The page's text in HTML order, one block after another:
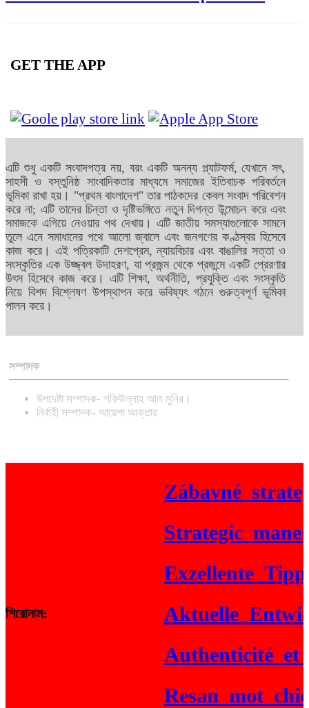
GET THE APP
এটি শুধু একটি সংবাদপত্র নয়, বরং একটি অনন্য প্ল্যাটফর্ম, যেখানে সৎ,
সাহসী ও বস্তুনিষ্ঠ সাংবাদিকতার মাধ্যমে সমাজের ইতিবাচক পরিবর্তনে
ভূমিকা রাখা হয়। "প্রথম বাংলাদেশ" তার পাঠকদের কেবল সংবাদ পরিবেশন
করে না; এটি তাদের চিন্তা ও দৃষ্টিভঙ্গিতে নতুন দিগন্ত উন্মোচন করে এবং
সমাজকে এগিয়ে নেওয়ার পথ দেখায়। এটি জাতীয় সমস্যাগুলোকে সামনে
তুলে এনে সমাধানের পথে আলো জ্বালে এবং জনগণের কণ্ঠস্বর হিসেবে
কাজ করে। এই পত্রিকাটি দেশপ্রেম, ন্যায়বিচার এবং বাঙালির সত্তা ও
সংস্কৃতির এক উজ্জ্বল উদাহরণ, যা প্রজন্ম থেকে প্রজন্মে একটি প্রেরণার
উৎস হিসেবে কাজ করে। এটি শিক্ষা, অর্থনীতি, প্রযুক্তি এবং সংস্কৃতি
নিয়ে বিশদ বিশ্লেষণ উপস্থাপন করে ভবিষ্যৎ গঠনে গুরুত্বপূর্ণ ভূমিকা
পালন করে।
সম্পাদক
উপদেষ্টা সম্পাদক- শফিউল্লাহ আল মুনির।
নির্বাহী সম্পাদক- আয়েশা আক্তার
শিরোনাম: